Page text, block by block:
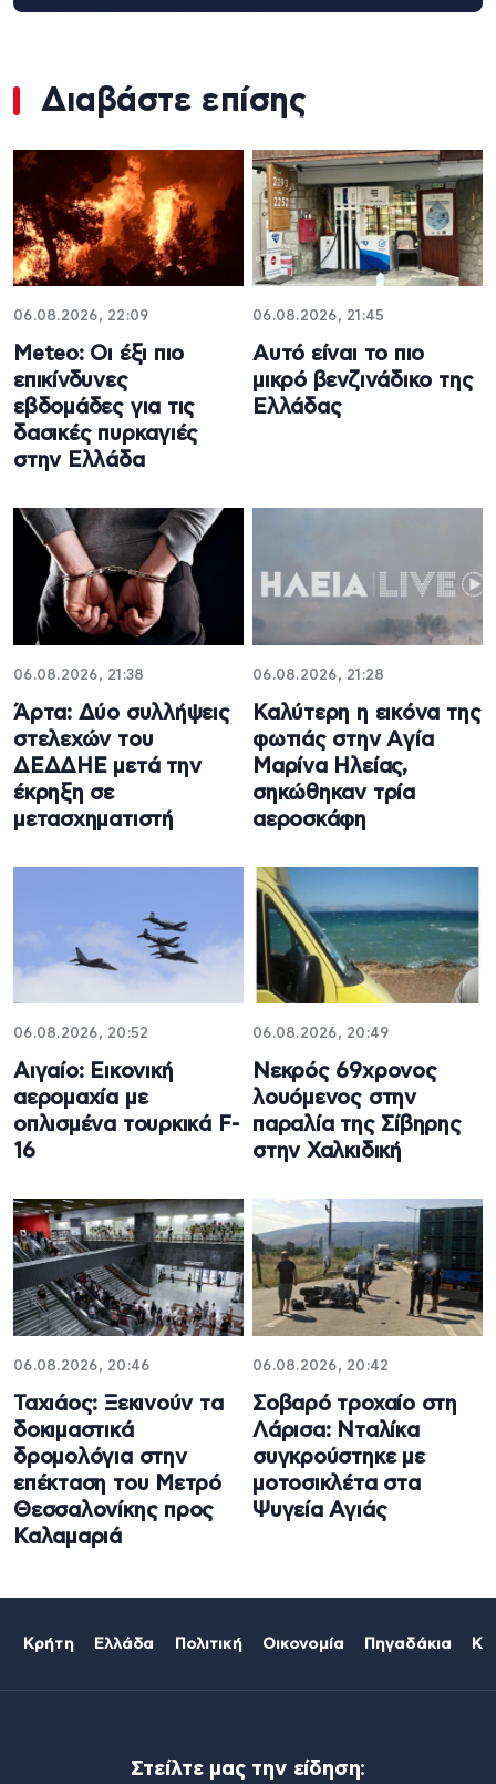
Διαβάστε επίσης
06.08.2026, 22:09
Meteo: Οι έξι πιο
επικίνδυνες
εβδομάδες για τις
δασικές πυρκαγιές
στην Ελλάδα
06.08.2026, 21:45
Αυτό είναι το πιο
μικρό βενζινάδικο της
Ελλάδας
06.08.2026, 21:38
Άρτα: Δύο συλλήψεις
στελεχών του
ΔΕΔΔΗΕ μετά την
έκρηξη σε
μετασχηματιστή
06.08.2026, 21:28
Καλύτερη η εικόνα της
φωτιάς στην Aγία
Μαρίνα Ηλείας,
σηκώθηκαν τρία
αεροσκάφη
06.08.2026, 20:52
Αιγαίο: Εικονική
αερομαχία με
οπλισμένα τουρκικά F-
16
06.08.2026, 20:49
Νεκρός 69χρονος
λουόμενος στην
παραλία της Σίβηρης
στην Χαλκιδική
06.08.2026, 20:46
Ταχιάος: Ξεκινούν τα
δοκιμαστικά
δρομολόγια στην
επέκταση του Μετρό
Θεσσαλονίκης προς
Καλαμαριά
06.08.2026, 20:42
Σοβαρό τροχαίο στη
Λάρισα: Νταλίκα
συγκρούστηκε με
μοτοσικλέτα στα
Ψυγεία Αγιάς
Κρήτη Ελλάδα Πολιτική Οικονομία Πηγαδάκια
Στείλτε μας την είδηση: